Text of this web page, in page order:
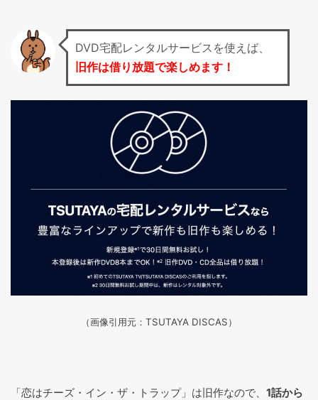
DVD宅配レンタルサービスを使えば、
旧作は借り放題で楽しめます！
（画像引用元：TSUTAYA DISCAS）
「恋はチーズ・イン・ザ・トラップ」は旧作なので、 1話から